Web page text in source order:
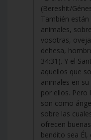
(Bereshit/
También
animales,
vosotras,
dehesa,
34:31). Y el
aquellos que
animales en
por ellos. Pero
son como
sobre las
ofrecen
bendito sea Él,